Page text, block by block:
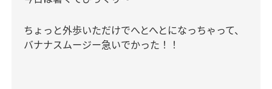
ちょっと外歩いただけでへとへとになっちゃって、
バナナスムージー急いでかった！！